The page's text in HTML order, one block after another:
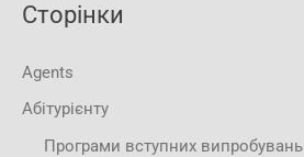
Сторінки
Agents
Абітурієнту
Програми вступних випробувань